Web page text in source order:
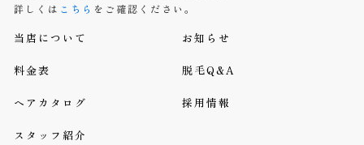
詳しくは こちら をご確認ください。
当店について
料金表
ヘアカタログ
スタッフ紹介
お知らせ
脱毛Q&A
採用情報